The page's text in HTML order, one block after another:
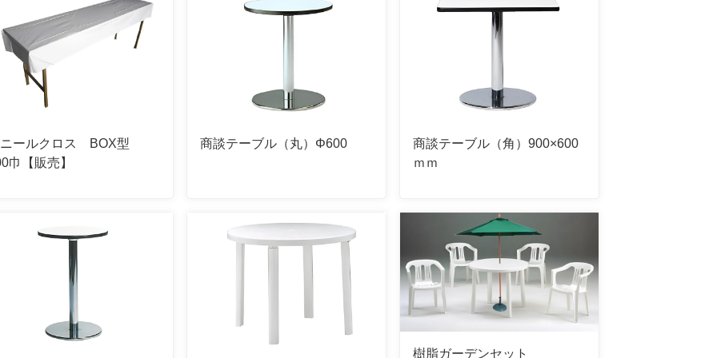
ールクロス BOX型
巾【販売】
商談テーブル（丸）Φ600
商談テーブル（角）900×600
ｍｍ
樹脂ガーデンセット